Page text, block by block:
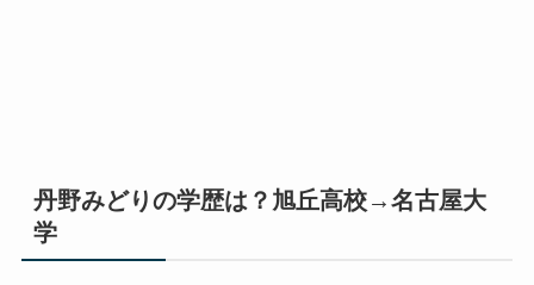
丹野みどりの学歴は？旭丘高校→名古屋大
学